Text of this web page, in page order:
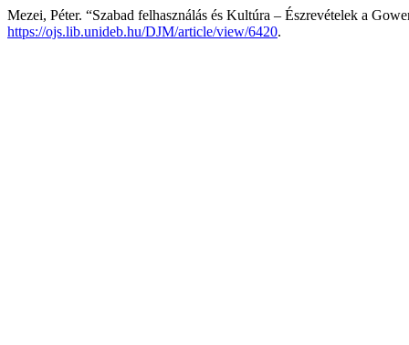
Mezei, Péter. “Szabad felhasználás és Kultúra – Észrevételek a
https://ojs.lib.unideb.hu/DJM/article/view/6420.